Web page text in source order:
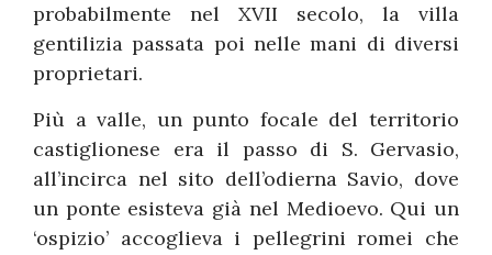
probabilmente nel XVII secolo, la villa
gentilizia passata poi nelle mani di diversi
proprietari.
Più a valle, un punto focale del territorio
castiglionese era il passo di S. Gervasio,
all’incirca nel sito dell’odierna Savio, dove
un ponte esisteva già nel Medioevo. Qui un
‘ospizio’ accoglieva i pellegrini romei che